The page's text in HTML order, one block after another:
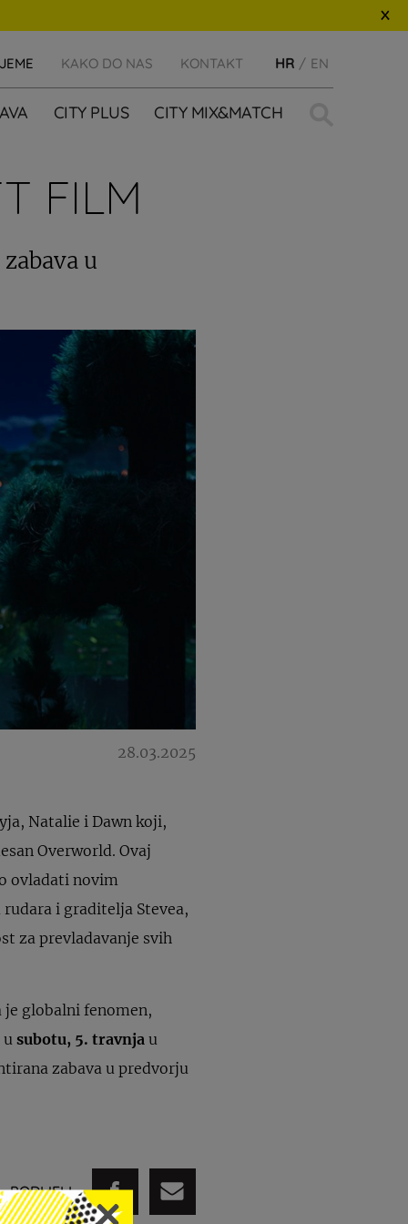
KAKO DO NAS KONTAKT HR EN
CITY PLUS CITY MIX&MATCH
FILM
u
28.03.2025
Natalie i Dawn koji,
Overworld. Ovaj
ovladati novim
i graditelja Stevea,
za prevladavanje svih
globalni fenomen,
usubotu, 5. travnja u
zabava u predvorju
PODIJELI